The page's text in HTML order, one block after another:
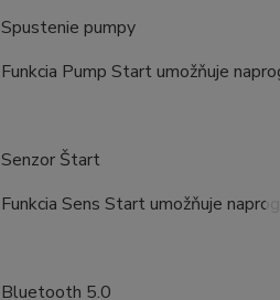
Spustenie pumpy
Funkcia Pump Start umožňuje
Senzor Štart
Funkcia Sens Start umožňuje
Bluetooth 5.0